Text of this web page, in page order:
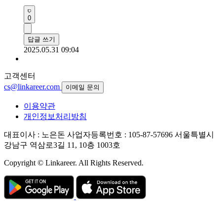
0
답글 쓰기
2025.05.31 09:04
고객센터
cs@linkareer.com
이메일 문의
이용약관
개인정보처리방침
대표이사 : 노은돈 사업자등록번호 : 105-87-57696 서울특별시
강남구 역삼로3길 11, 10층 1003호
Copyright © Linkareer. All Rights Reserved.